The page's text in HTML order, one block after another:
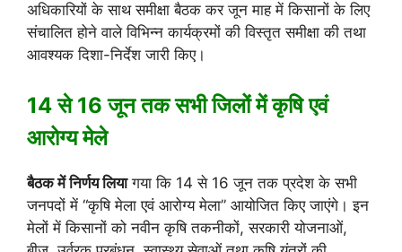
अधिकारियों के साथ समीक्षा बैठक कर जून माह में किसानों के लिए
संचालित होने वाले विभिन्न कार्यक्रमों की विस्तृत समीक्षा की तथा
आवश्यक दिशा-निर्देश जारी किए।
14 से 16 जून तक सभी जिलों में कृषि एवं
आरोग्य मेले
बैठक में निर्णय लियागया कि 14 से 16 जून तक प्रदेश के सभी
जनपदों में “कृषि मेला एवं आरोग्य मेला” आयोजित किए जाएंगे। इन
मेलों में किसानों को नवीन कृषि तकनीकों, सरकारी योजनाओं,